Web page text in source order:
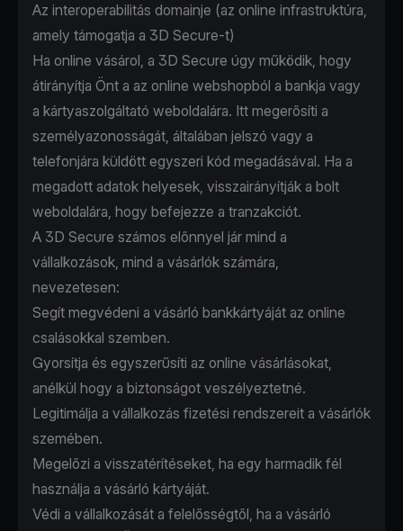
Az interoperabilitás domainje (az online infrastruktúra,
amely támogatja a 3D Secure-t)
Ha online vásárol, a 3D Secure úgy működik, hogy
átirányítja Önt a az online webshopból a bankja vagy
a kártyaszolgáltató weboldalára. Itt megerősíti a
személyazonosságát, általában jelszó vagy a
telefonjára küldött egyszeri kód megadásával. Ha a
megadott adatok helyesek, visszairányítják a bolt
weboldalára, hogy befejezze a tranzakciót.
A 3D Secure számos előnnyel jár mind a
vállalkozások, mind a vásárlók számára,
nevezetesen:
Segít megvédeni a vásárló bankkártyáját az online
csalásokkal szemben.
Gyorsítja és egyszerűsíti az online vásárlásokat,
anélkül hogy a biztonságot veszélyeztetné.
Legitimálja a vállalkozás fizetési rendszereit a vásárlók
szemében.
Megelőzi a visszatérítéseket, ha egy harmadik fél
használja a vásárló kártyáját.
Védi a vállalkozását a felelősségtől, ha a vásárló